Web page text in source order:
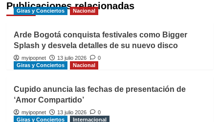
Publicaciones relacionadas
Giras y Conciertos Nacional
Arde Bogotá conquista festivales como Bigger
Splash y desvela detalles de su nuevo disco
myipopnet 13 julio 2026
0
Giras y Conciertos
Nacional
Cupido anuncia las fechas de presentación de
‘Amor Compartido’
myipopnet 13 julio 2026
0
Giras y Conciertos
Internacional